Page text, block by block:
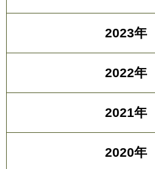
2023年
2022年
2021年
2020年